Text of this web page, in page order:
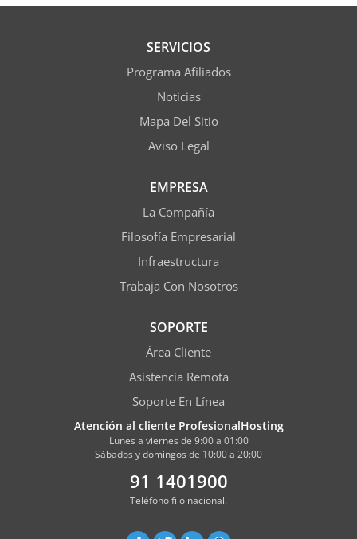
SERVICIOS
Programa Afiliados
Noticias
Mapa Del Sitio
Aviso Legal
EMPRESA
La Compañía
Filosofía Empresarial
Infraestructura
Trabaja Con Nosotros
SOPORTE
Área Cliente
Asistencia Remota
Soporte En Línea
Atención al cliente ProfesionalHosting
Lunes a viernes de 9:00 a 01:00
Sábados y domingos de 10:00 a 20:00
91 1401900
Teléfono fijo nacional.